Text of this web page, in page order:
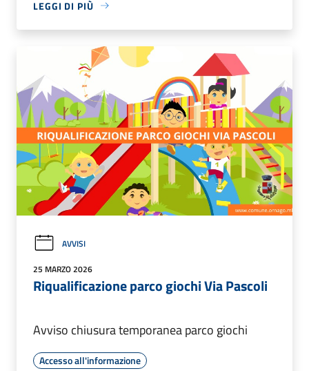
LEGGI DI PIÙ
AVVISI
25 MARZO 2026
Riqualificazione parco giochi Via Pascoli
Avviso chiusura temporanea parco giochi
Accesso all'informazione